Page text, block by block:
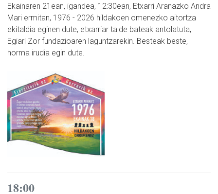
Ekainaren 21ean, igandea, 12:30ean, Etxarri Aranazko Andra
Mari ermitan, 1976 - 2026 hildakoen omenezko aitortza
ekitaldia eginen dute, etxarriar talde bateak antolatuta,
Egiari Zor fundazioaren laguntzarekin. Besteak beste,
horma irudia egin dute.
18:00